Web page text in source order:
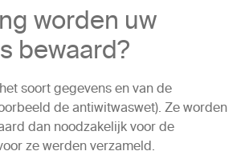
worden uw
bewaard?
soort gegevens en van de
de antiwitwaswet). Ze worden
dan noodzakelijk voor de
ze werden verzameld.